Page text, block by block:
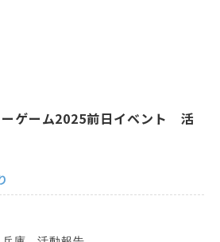
ゲーム2025前日イベント 活